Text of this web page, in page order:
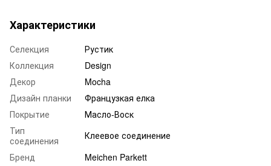
Характеристики
Селекция
Рустик
Коллекция
Design
Декор
Mocha
Дизайн планки
Французкая елка
Покрытие
Масло-Воск
Тип
соединения
Клеевое соединение
Бренд
Meichen Parkett